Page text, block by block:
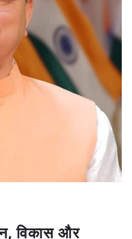
विकास और